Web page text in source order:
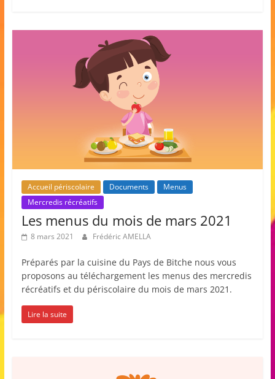
Accueil périscolaire Documents
Menus
Mercredis récréatifs
Les menus du mois de mars 2021
8 mars 2021 Frédéric AMELLA
Préparés par la cuisine du Pays de Bitche nous vous
proposons au téléchargement les menus des mercredis
récréatifs et du périscolaire du mois de mars 2021.
Lire la suite